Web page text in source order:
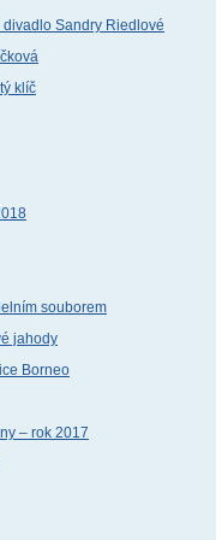
Sandry Riedlové
klíč
souborem
jahody
Borneo
– rok 2017